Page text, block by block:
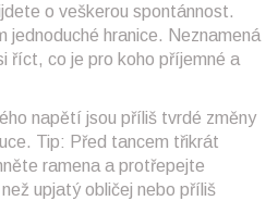
o veškerou spontánnost.
jednoduché hranice. Neznamená
říct, co je pro koho příjemné a
napětí jsou příliš tvrdé změny
Tip: Před tancem třikrát
ramena a protřepejte
upjatý obličej nebo příliš